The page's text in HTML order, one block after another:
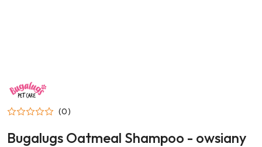
NAZWA
PRODUCENTA:
BUGALUGS
(0)
Bugalugs Oatmeal Shampoo - owsiany